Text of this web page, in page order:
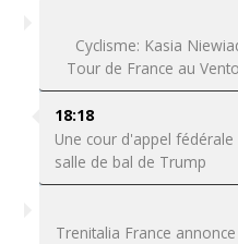
Cyclisme: Kasia
Tour de France au
18:18
Une cour d'appel
salle de bal de Trump
Trenitalia France